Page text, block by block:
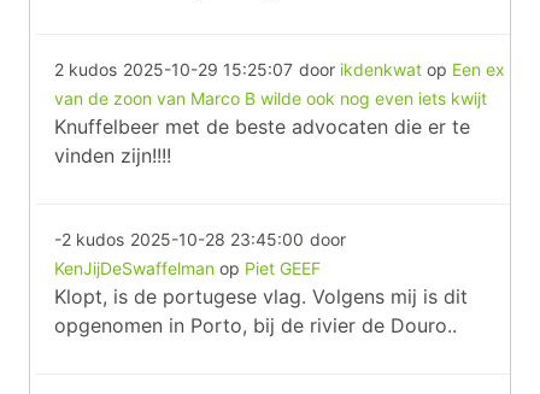
2 kudos 2025-10-29 15:25:07 door ikdenkwat op Een ex
van de zoon van Marco B wilde ook nog even iets kwijt
Knuffelbeer met de beste advocaten die er te
vinden zijn!!!!
-2 kudos 2025-10-28 23:45:00 door
KenJijDeSwaffelman op Piet GEEF
Klopt, is de portugese vlag. Volgens mij is dit
opgenomen in Porto, bij de rivier de Douro..